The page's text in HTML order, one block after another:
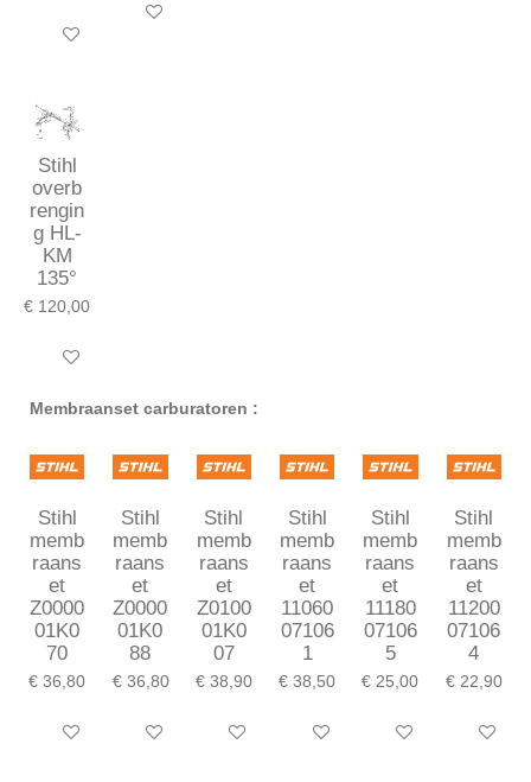
In winkelwagen
In winkelwagen
Stihl
overb
rengin
g HL-
KM
135°
€ 120,00
In winkelwagen
Membraanset carburatoren :
Stihl
memb
raans
et
Z0000
01K0
70
€ 36,80
In winkelwagen
Stihl
memb
raans
et
Z0000
01K0
88
€ 36,80
In winkelwagen
Stihl
memb
raans
et
Z0100
01K0
07
€ 38,90
In winkelwagen
Stihl
memb
raans
et
11060
07106
1
€ 38,50
In winkelwagen
Stihl
memb
raans
et
11180
07106
5
€ 25,00
In winkelwagen
Stihl
memb
raans
et
11200
07106
4
€ 22,90
In